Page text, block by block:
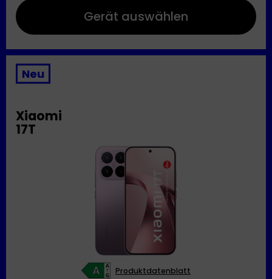
Gerät auswählen
Neu
Xiaomi
17T
Produktdatenblatt